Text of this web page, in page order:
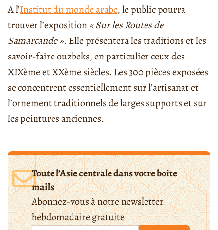
A l’Institut du monde arabe, le public pourra
trouver l’exposition« Sur les Routes de
Samarcande ». Elle présentera les traditions et les
savoir-faire ouzbeks, en particulier ceux des
XIXème et XXème siècles. Les 300 pièces exposées
se concentrent essentiellement sur l’artisanat et
l’ornement traditionnels de larges supports et sur
les peintures anciennes.
Toute l’Asie centrale dans votre boite
mails
Abonnez-vous à notre newsletter
hebdomadaire gratuite